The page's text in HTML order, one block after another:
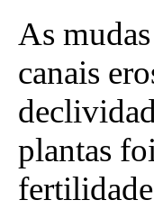
As
canais
plantas